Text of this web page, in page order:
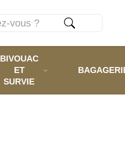
BIVOUAC
ET
SURVIE